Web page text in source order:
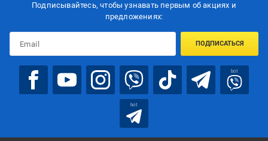
Подписывайтесь, чтобы узнавать первым об акцияx и
предложениях:
ПОДПИСАТЬСЯ
bot
bot